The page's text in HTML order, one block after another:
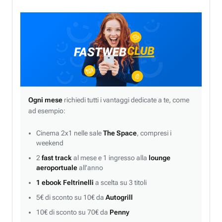
Ogni mese richiedi tutti i vantaggi dedicate a te, come
ad esempio:
Cinema 2x1 nelle saleThe Space, compresi i
weekend
2 fast track al mese e 1 ingresso alla lounge
aeroportualeall’anno
1 ebook Feltrinelli a scelta su 3 titoli
5€ di sconto su 10€ da Autogrill
10€ di sconto su 70€ da Penny